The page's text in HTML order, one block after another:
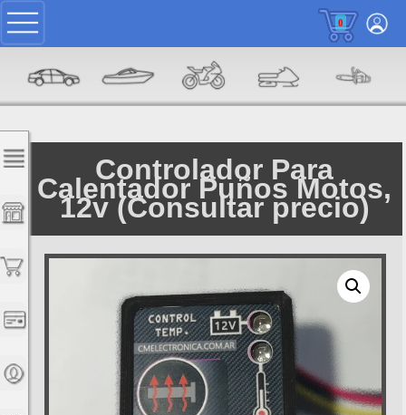
0
Controlador Para
Calentador Puños Motos,
12v (Consultar precio)